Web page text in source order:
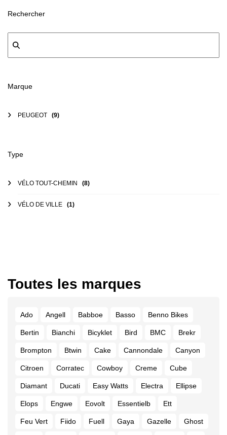
Rechercher
Marque
PEUGEOT (9)
Type
VÉLO TOUT-CHEMIN (8)
VÉLO DE VILLE (1)
Toutes les marques
Ado Angell Babboe Basso Benno Bikes
Bertin Bianchi Bicyklet Bird BMC Brekr
Brompton Btwin Cake Cannondale Canyon
Citroen Corratec Cowboy Creme Cube
Diamant Ducati Easy Watts Electra Ellipse
Elops Engwe Eovolt Essentielb Ett
Feu Vert Fiido Fuell Gaya Gazelle Ghost